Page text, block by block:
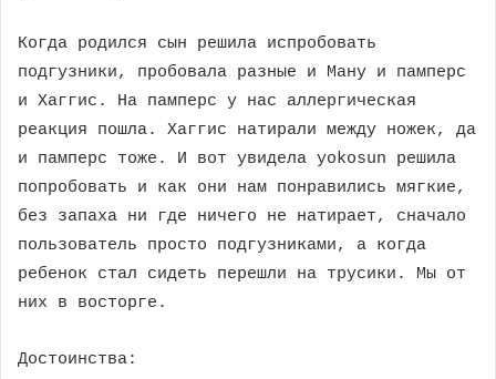
Когда родился сын решила испробовать
подгузники, пробовала разные и Ману и памперс
и Хаггис. На памперс у нас аллергическая
реакция пошла. Хаггис натирали между ножек, да
и памперс тоже. И вот увидела yokosun решила
попробовать и как они нам понравились мягкие,
без запаха ни где ничего не натирает, сначало
пользователь просто подгузниками, а когда
ребенок стал сидеть перешли на трусики. Мы от
них в восторге.
Достоинства: